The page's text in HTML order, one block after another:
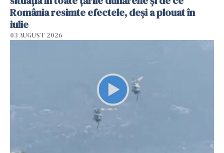
România resimte efectele, deși a plouat în
iulie
03 AUGUST 2026